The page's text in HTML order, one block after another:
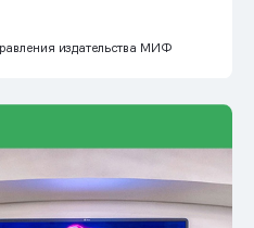
издательства МИФ